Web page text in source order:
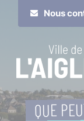
Nous
QUE
Cookies